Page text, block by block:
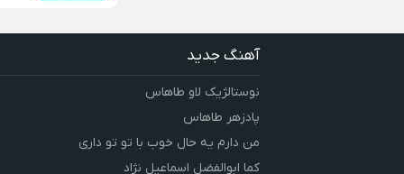
آهنگ جدید
نوستالژیک لاو طاهاس
پادزهر طاهاس
من دارم یه حال خوب با تو تو داری
کما ابوالفضل اسماعیل نژاد